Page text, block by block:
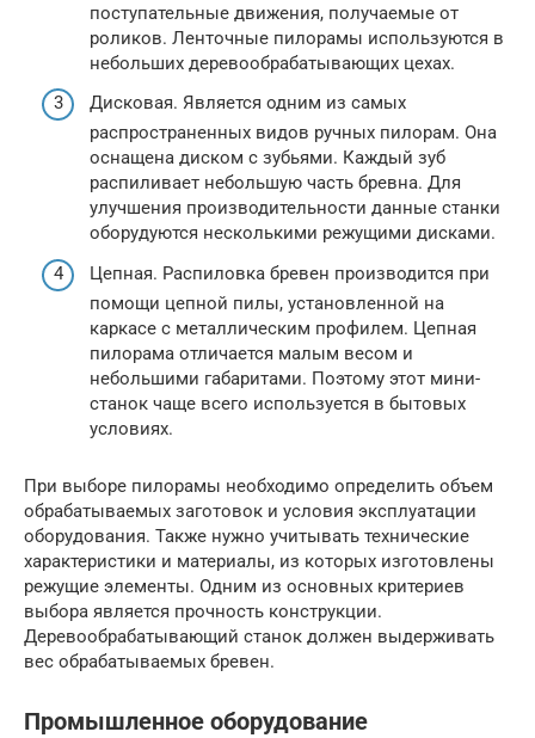
поступательные движения, получаемые от
роликов. Ленточные пилорамы используются в
небольших деревообрабатывающих цехах.
Дисковая. Является одним из самых
распространенных видов ручных пилорам. Она
оснащена диском с зубьями. Каждый зуб
распиливает небольшую часть бревна. Для
улучшения производительности данные станки
оборудуются несколькими режущими дисками.
Цепная. Распиловка бревен производится при
помощи цепной пилы, установленной на
каркасе с металлическим профилем. Цепная
пилорама отличается малым весом и
небольшими габаритами. Поэтому этот мини-
станок чаще всего используется в бытовых
условиях.
При выборе пилорамы необходимо определить объем
обрабатываемых заготовок и условия эксплуатации
оборудования. Также нужно учитывать технические
характеристики и материалы, из которых изготовлены
режущие элементы. Одним из основных критериев
выбора является прочность конструкции.
Деревообрабатывающий станок должен выдерживать
вес обрабатываемых бревен.
Промышленное оборудование